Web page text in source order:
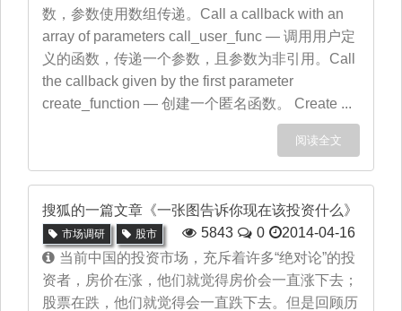
数，参数使用数组传递。Call a callback with an
array of parameters call_user_func — 调用用户定
义的函数，传递一个参数，且参数为非引用。Call
the callback given by the first parameter
create_function — 创建一个匿名函数。 Create ...
阅读全文
搜狐的一篇文章《一张图告诉你现在该投资什么》
2014-04-16
市场调研 股市 5843
0
当前中国的投资市场，充斥着许多“绝对论”的投
资者，房价在涨，他们就觉得房价会一直涨下去；
股票在跌，他们就觉得会一直跌下去。但是回顾历